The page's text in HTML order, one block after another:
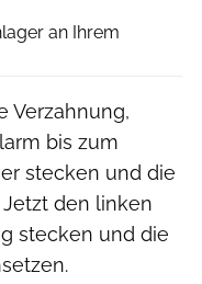
an Ihrem
Verzahnung,
bis zum
stecken und die
den linken
stecken und die